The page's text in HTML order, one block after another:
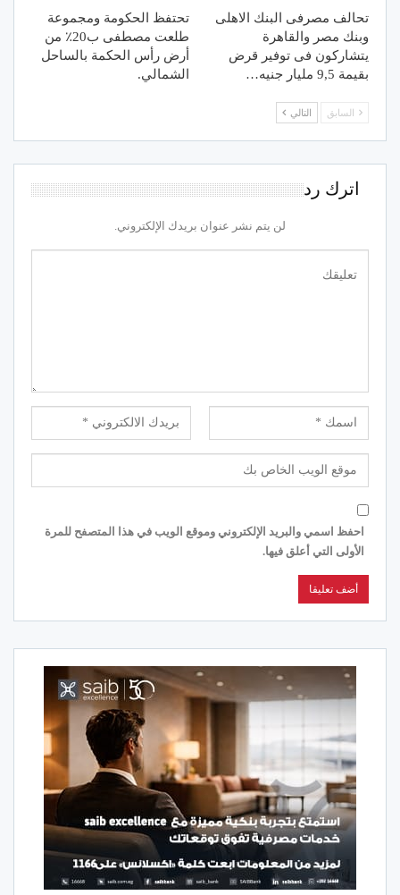
تحالف مصرفى البنك الاهلى
وبنك مصر والقاهرة
يتشاركون فى توفير قرض
بقيمة 9,5 مليار جنيه…
تحتفظ الحكومة ومجموعة
طلعت مصطفى ب20٪ من
أرض رأس الحكمة بالساحل
الشمالي.
السابق التالي
اترك رد
لن يتم نشر عنوان بريدك الإلكتروني.
احفظ اسمي والبريد الإلكتروني وموقع الويب في هذا المتصفح للمرة
الأولى التي أعلق فيها.